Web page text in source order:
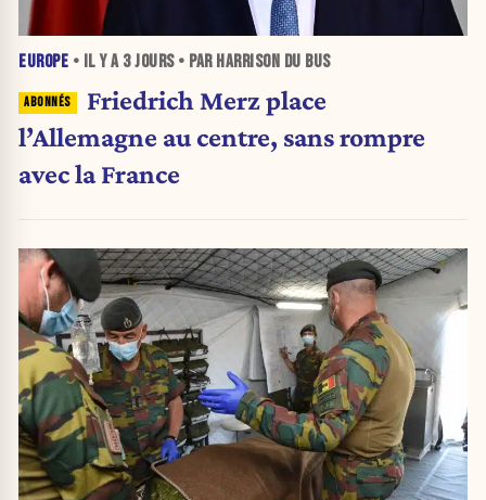
EUROPE • IL Y A 3 JOURS• PAR HARRISON DU BUS
Friedrich Merz place
l’Allemagne au centre, sans rompre
avec la France